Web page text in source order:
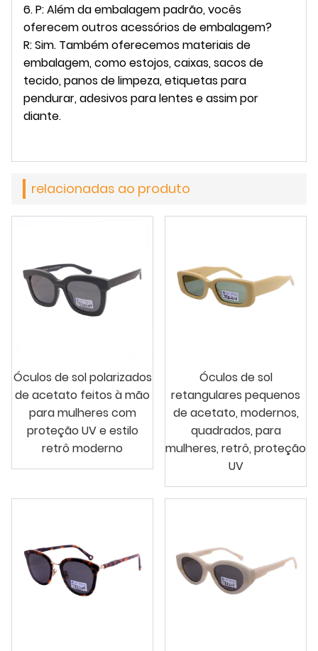
6. P: Além da embalagem padrão, vocês
oferecem outros acessórios de embalagem?
R: Sim. Também oferecemos materiais de
embalagem, como estojos, caixas, sacos de
tecido, panos de limpeza, etiquetas para
pendurar, adesivos para lentes e assim por
diante.
relacionadas ao produto
Óculos de sol polarizados
de acetato feitos à mão
para mulheres com
proteção UV e estilo
retrô moderno
Óculos de sol
retangulares pequenos
de acetato, modernos,
quadrados, para
mulheres, retrô, proteção
UV